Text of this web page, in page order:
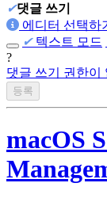
✔댓글 쓰기
에디터 선택하
✔ 텍스트 모드
?
댓글 쓰기 권한이
macOS